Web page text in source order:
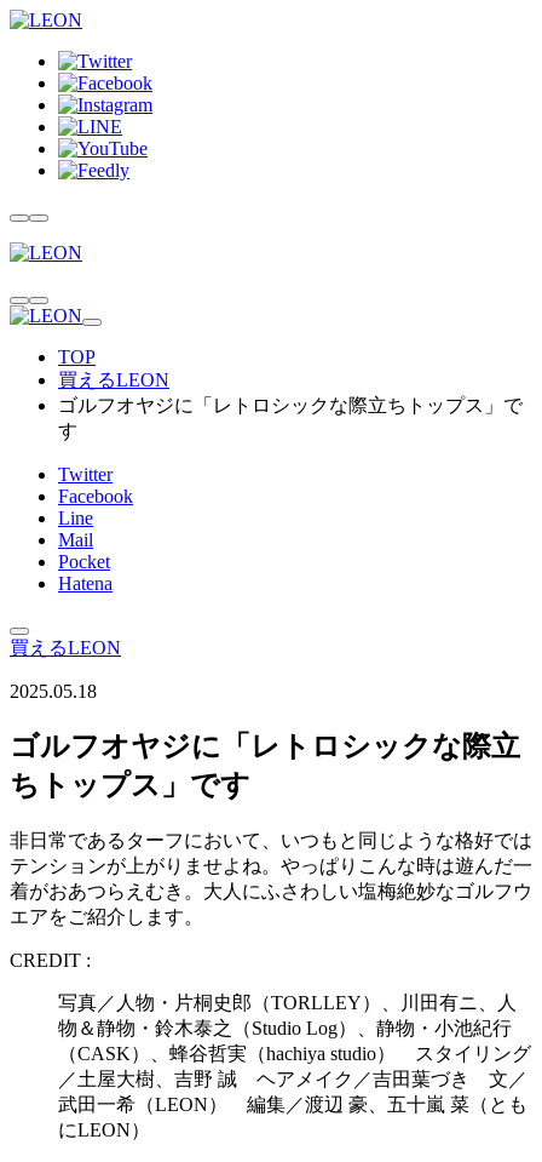
TOP
買えるLEON
ゴルフオヤジに「レトロシックな際立ちトップス」で
す
Twitter
Facebook
Line
Mail
Pocket
Hatena
買えるLEON
2025.05.18
ゴルフオヤジに「レトロシックな際立
ちトップス」です
非日常であるターフにおいて、いつもと同じような格好では
テンションが上がりませよね。やっぱりこんな時は遊んだ一
着がおあつらえむき。大人にふさわしい塩梅絶妙なゴルフウ
エアをご紹介します。
CREDIT :
写真／人物・片桐史郎（TORLLEY）、川田有ニ、人
物＆静物・鈴木泰之（Studio Log）、静物・小池紀行
（CASK）、蜂谷哲実（hachiya studio） スタイリング
／土屋大樹、吉野 誠 ヘアメイク／吉田葉づき 文／
武田一希（LEON） 編集／渡辺 豪、五十嵐 菜（とも
にLEON）